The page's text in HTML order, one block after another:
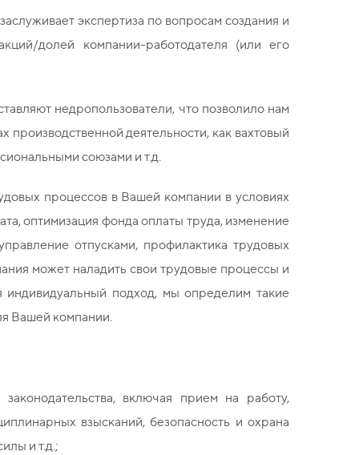
экспертиза по вопросам создания и
долей компании-работодателя (или его
недропользователи, что позволило нам
деятельности, как вахтовый
союзами и т.д.
процессов в Вашей компании в условиях
оптимизация фонда оплаты труда, изменение
отпусками, профилактика трудовых
может наладить свои трудовые процессы и
индивидуальный подход, мы определим такие
Вашей компании.
включая прием на работу,
взысканий, безопасность и охрана
и т.д.;